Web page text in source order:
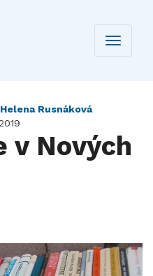
Toggle
Rusnáková
v Nových